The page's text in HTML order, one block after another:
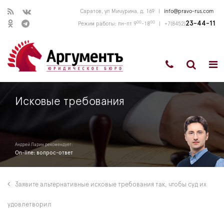
Саратов, ул Мичурина, д. 169 info@pravo-rus.com
Режим работы: пн-пт 900-1800 +7(8452)23-44-11
Исковые требования
Андрей Ларин рекомендует:
On-line: вопрос-ответ
Заявите альтернативные исковые требования так, чтобы суд их
удовлетворил